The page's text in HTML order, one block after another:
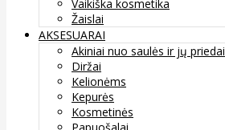
Vaikiška kosmetika
Žaislai
AKSESUARAI
Akiniai nuo saulės ir jų priedai
Diržai
Kelionėms
Kepurės
Kosmetinės
Papuošalai